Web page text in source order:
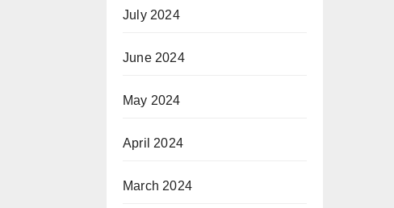
July 2024
June 2024
May 2024
April 2024
March 2024